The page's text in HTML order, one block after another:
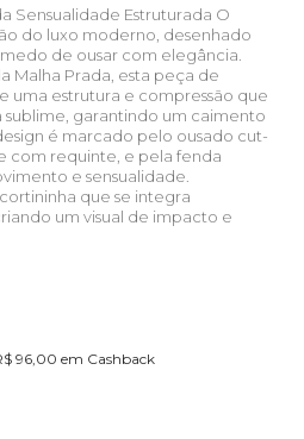
Sensualidade Estruturada O
do luxo moderno, desenhado
de ousar com elegância.
Malha Prada, esta peça de
estrutura e compressão que
garantindo um caimento
é marcado pelo ousado cut-
com requinte, e pela fenda
e sensualidade.
que se integra
um visual de impacto e
96,00 em Cashback